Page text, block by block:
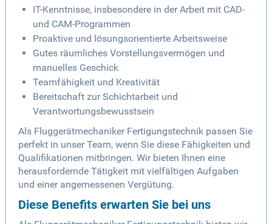
IT-Kenntnisse, insbesondere in der Arbeit mit CAD-
und CAM-Programmen
Proaktive und lösungsorientierte Arbeitsweise
Gutes räumliches Vorstellungsvermögen und
manuelles Geschick
Teamfähigkeit und Kreativität
Bereitschaft zur Schichtarbeit und
Verantwortungsbewusstsein
Als Fluggerätmechaniker Fertigungstechnik passen Sie
perfekt in unser Team, wenn Sie diese Fähigkeiten und
Qualifikationen mitbringen. Wir bieten Ihnen eine
herausfordernde Tätigkeit mit vielfältigen Aufgaben
und einer angemessenen Vergütung.
Diese Benefits erwarten Sie bei uns